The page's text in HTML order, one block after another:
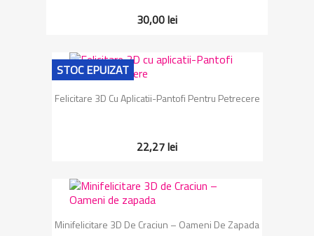
30,00 lei
Felicitare 3D Cu Aplicatii-Pantofi Pentru Petrecere
22,27 lei
STOC EPUIZAT
Minifelicitare 3D De Craciun – Oameni De Zapada